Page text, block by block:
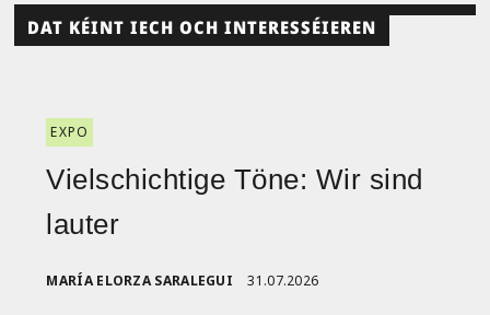
DAT KÉINT IECH OCH INTERESSÉIEREN
EXPO
Vielschichtige Töne: Wir sind
lauter
MARÍA ELORZA SARALEGUI 31.07.2026